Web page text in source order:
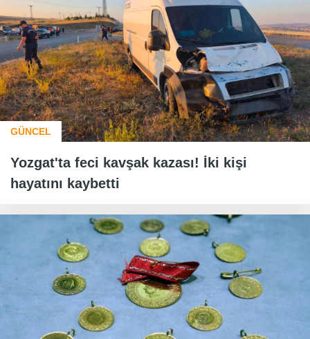
GÜNCEL
Yozgat'ta feci kavşak kazası! İki kişi
hayatını kaybetti